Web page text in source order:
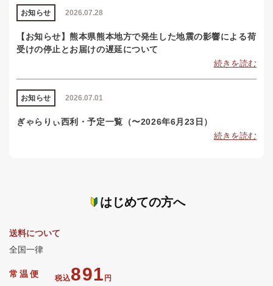
2026.07.28
お知らせ
【お知らせ】熊本県熊本地方で発生した地震の影響による荷
受けの停止とお届けの遅延について
続きを読む
2026.07.01
お知らせ
ぎゃらりぃ西利・予定一覧（〜2026年6月23日）
続きを読む
はじめての方へ
送料について
全国一律
常温便 税込891 円